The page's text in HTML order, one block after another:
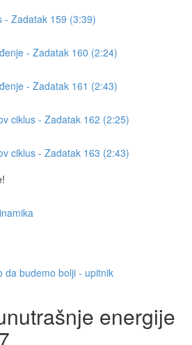
- Zadatak 159 (3:39)
- Zadatak 160 (2:24)
- Zadatak 161 (2:43)
ciklus - Zadatak 162 (2:25)
ciklus - Zadatak 163 (2:43)
da budemo bolji - upitnik
energije